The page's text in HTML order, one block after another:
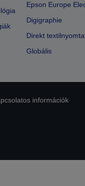
Epson Europe
Digigraphie
Direkt
Globális
információk